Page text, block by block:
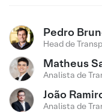
Pedro
Head de
Matheus
Analista de
João
Analista de